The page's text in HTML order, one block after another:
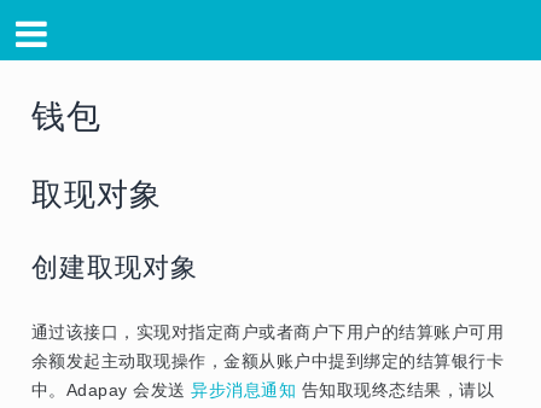
钱包
取现对象
创建取现对象
通过该接口，实现对指定商户或者商户下用户的结算账户可用
余额发起主动取现操作，金额从账户中提到绑定的结算银行卡
中。Adapay 会发送异步消息通知 告知取现终态结果，请以